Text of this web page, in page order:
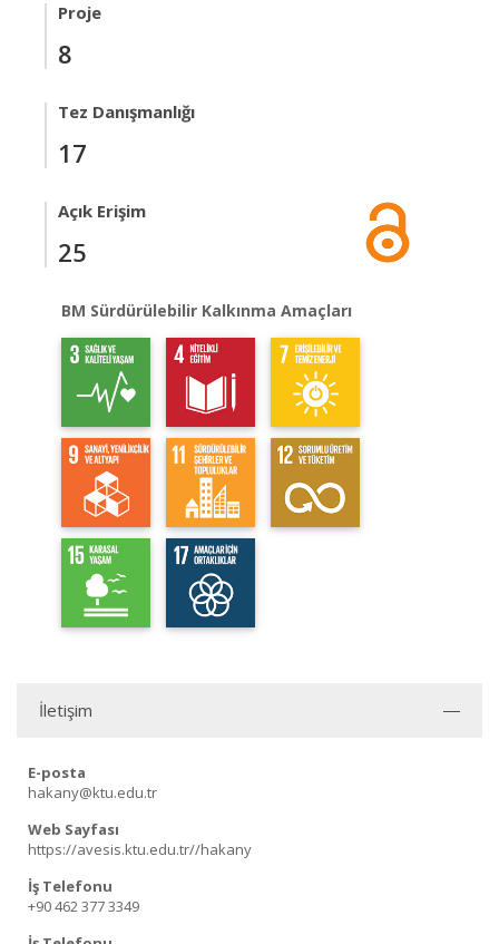
Proje
8
Tez Danışmanlığı
17
Açık Erişim
25
BM Sürdürülebilir Kalkınma Amaçları
İletişim
E-posta
hakany@ktu.edu.tr
Web Sayfası
https://avesis.ktu.edu.tr//hakany
İş Telefonu
+90 462 377 3349